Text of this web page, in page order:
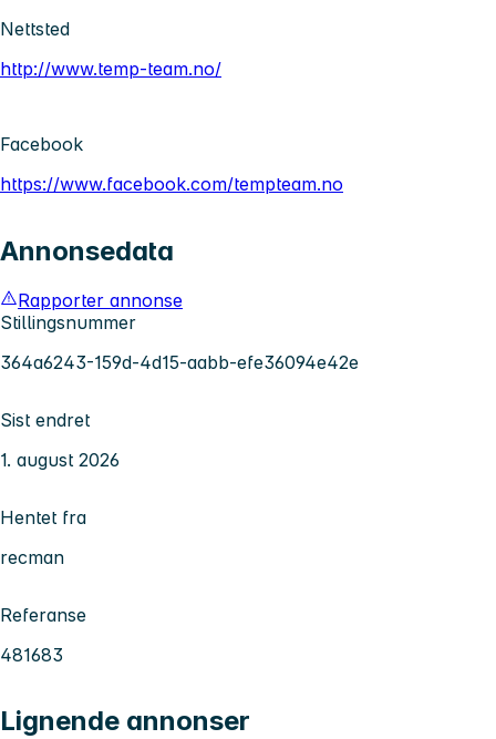
Nettsted
http://www.temp-team.no/
Facebook
https://www.facebook.com/tempteam.no
Annonsedata
Rapporter annonse
Stillingsnummer
364a6243-159d-4d15-aabb-efe36094e42e
Sist endret
1. august 2026
Hentet fra
recman
Referanse
481683
Lignende annonser